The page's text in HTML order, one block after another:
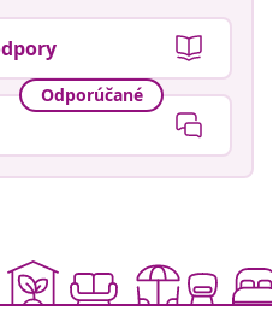
Odporúčané